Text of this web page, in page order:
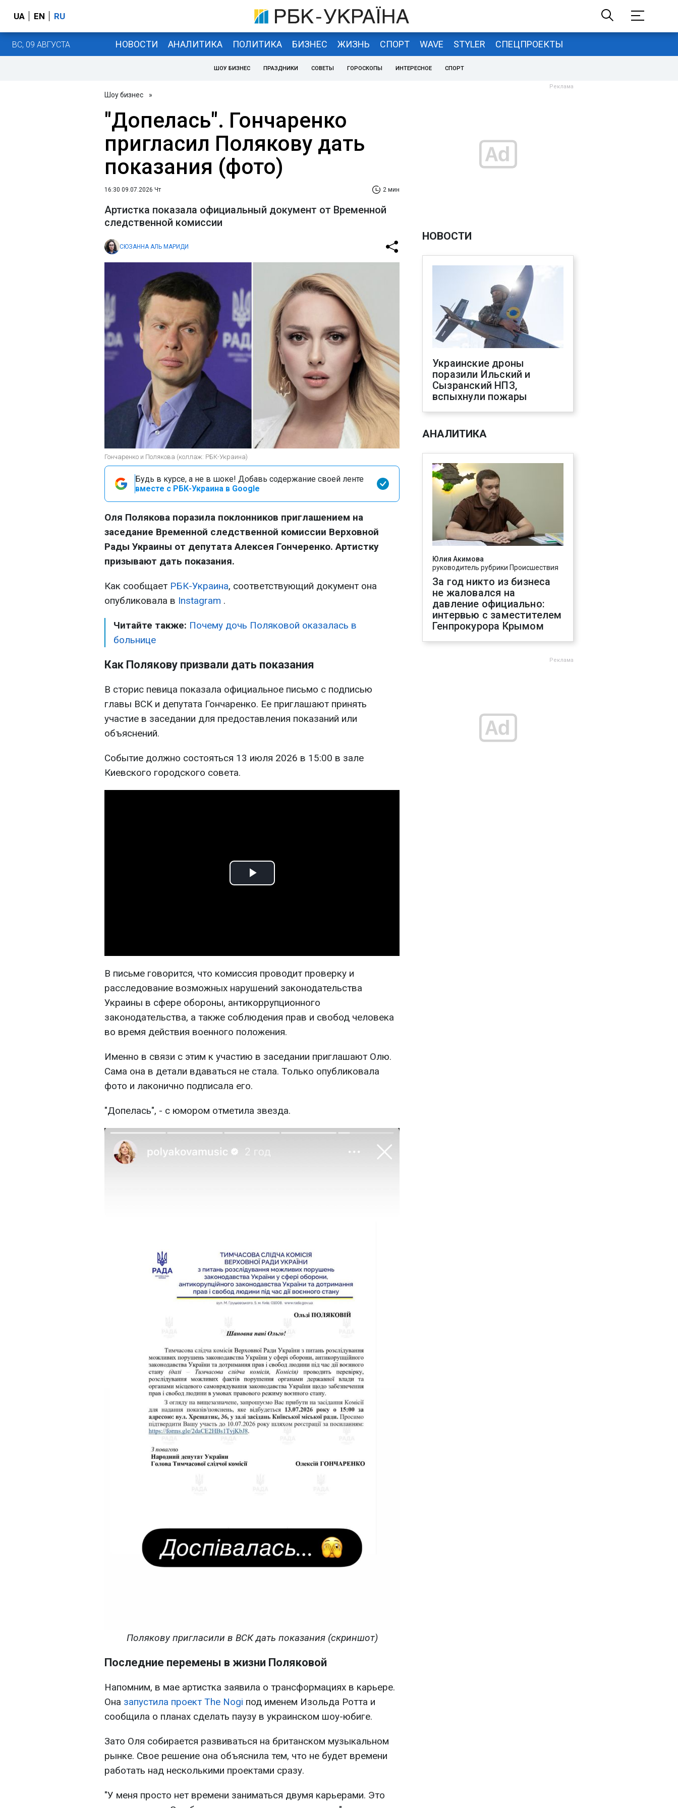
UA EN RU
ВС, 09 АВГУСТА НОВОСТИ АНАЛИТИКА ПОЛИТИКА БИЗНЕС ЖИЗНЬ СПОРТ WAVE STYLER СПЕЦПРОЕКТЫ
ШОУ БИЗНЕС ПРАЗДНИКИ СОВЕТЫ ГОРОСКОПЫ ИНТЕРЕСНОЕ СПОРТ
Шоу бизнес »
"Допелась". Гончаренко
пригласил Полякову дать
показания (фото)
16:30 09.07.2026 Чт 2 мин
Артистка показала официальный документ от Временной
следственной комиссии
СЮЗАННА АЛЬ МАРИДИ
Гончаренко и Полякова (коллаж: РБК-Украина)
Будь в курсе, а не в шоке! Добавь содержание своей ленте
вместе с РБК-Украина в Google
Оля Полякова поразила поклонников приглашением на
заседание Временной следственной комиссии Верховной
Рады Украины от депутата Алексея Гончеренко. Артистку
призывают дать показания.
Как сообщает РБК-Украина, соответствующий документ она
опубликовала в Instagram .
Читайте также: Почему дочь Поляковой оказалась в
больнице
Как Полякову призвали дать показания
В сторис певица показала официальное письмо с подписью
главы ВСК и депутата Гончаренко. Ее приглашают принять
участие в заседании для предоставления показаний или
объяснений.
Событие должно состояться 13 июля 2026 в 15:00 в зале
Киевского городского совета.
Play
В письме говорится, что комиссия проводит проверку и
расследование возможных нарушений законодательства
Украины в сфере обороны, антикоррупционного
законодательства, а также соблюдения прав и свобод человека
во время действия военного положения.
Именно в связи с этим к участию в заседании приглашают Олю.
Сама она в детали вдаваться не стала. Только опубликовала
фото и лаконично подписала его.
"Допелась", - с юмором отметила звезда.
Полякову пригласили в ВСК дать показания (скриншот)
Последние перемены в жизни Поляковой
Напомним, в мае артистка заявила о трансформациях в карьере.
Она запустила проект The Nogi под именем Изольда Ротта и
сообщила о планах сделать паузу в украинском шоу-юбиге.
Зато Оля собирается развиваться на британском музыкальном
рынке. Свое решение она объяснила тем, что не будет времени
работать над несколькими проектами сразу.
"У меня просто нет времени заниматься двумя карьерами. Это
НОВОСТИ
Украинские дроны
поразили Ильский и
Сызранский НПЗ,
вспыхнули пожары
АНАЛИТИКА
Юлия Акимова
руководитель рубрики Происшествия
За год никто из бизнеса
не жаловался на
давление официально:
интервью с заместителем
Генпрокурора Крымом